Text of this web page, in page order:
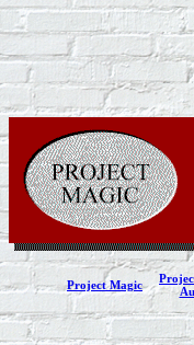
Project Magic